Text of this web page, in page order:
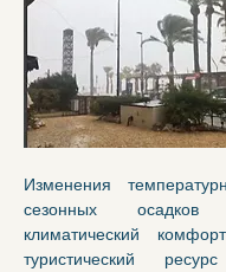
Изменения
сезонных
климатический
туристический